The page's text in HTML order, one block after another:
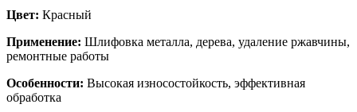
Цвет: Красный
Применение: Шлифовка металла, дерева, удаление ржавчины,
ремонтные работы
Особенности: Высокая износостойкость, эффективная
обработка